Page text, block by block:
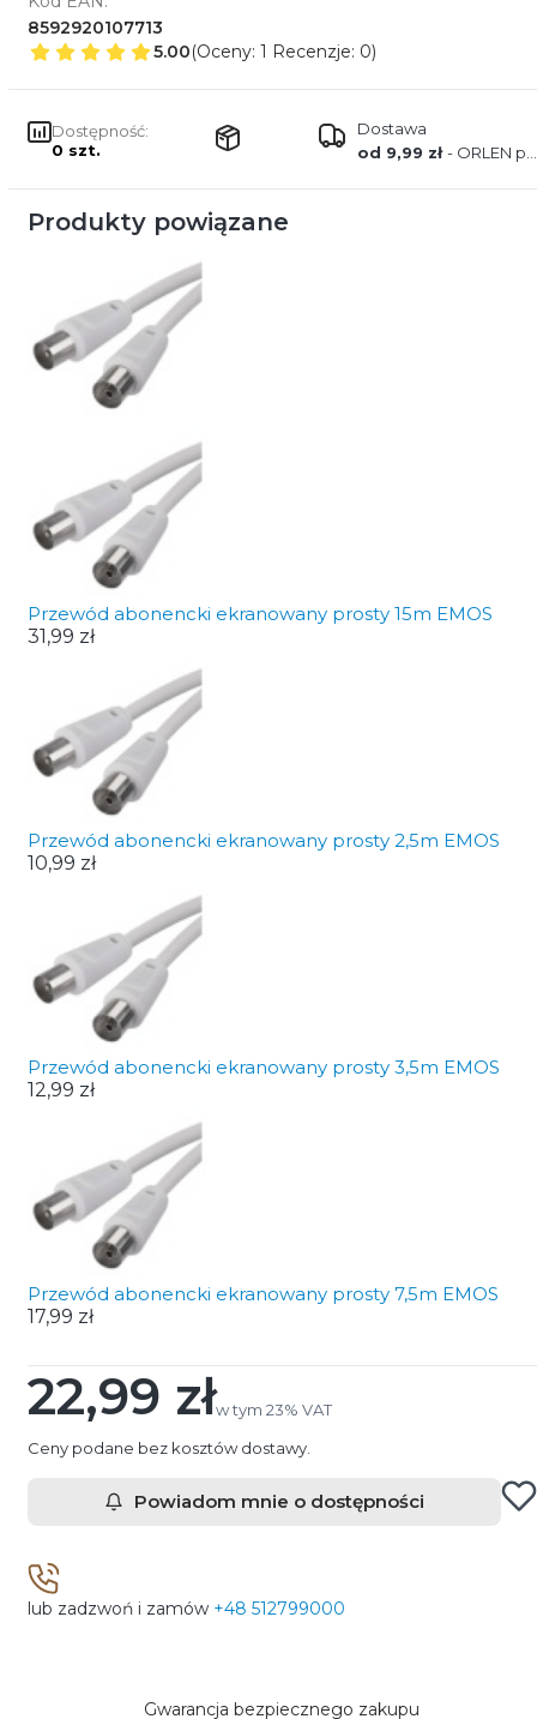
8592920107713
5.00(Oceny: 1 Recenzje: 0)
Dostępność:
0 szt.
Dostawa
od 9,99 zł- ORLEN paczka
Produkty powiązane
Przewód abonencki ekranowany prosty 15m EMOS
31,99 zł
Przewód abonencki ekranowany prosty 2,5m EMOS
10,99 zł
Przewód abonencki ekranowany prosty 3,5m EMOS
12,99 zł
Przewód abonencki ekranowany prosty 7,5m EMOS
17,99 zł
Cena
22,99 złw tym 23% VAT
w tym 23% VAT
Ceny podane bez kosztów dostawy.
Powiadom mnie o dostępności
lub zadzwoń i zamów +48 512799000
Gwarancja bezpiecznego zakupu